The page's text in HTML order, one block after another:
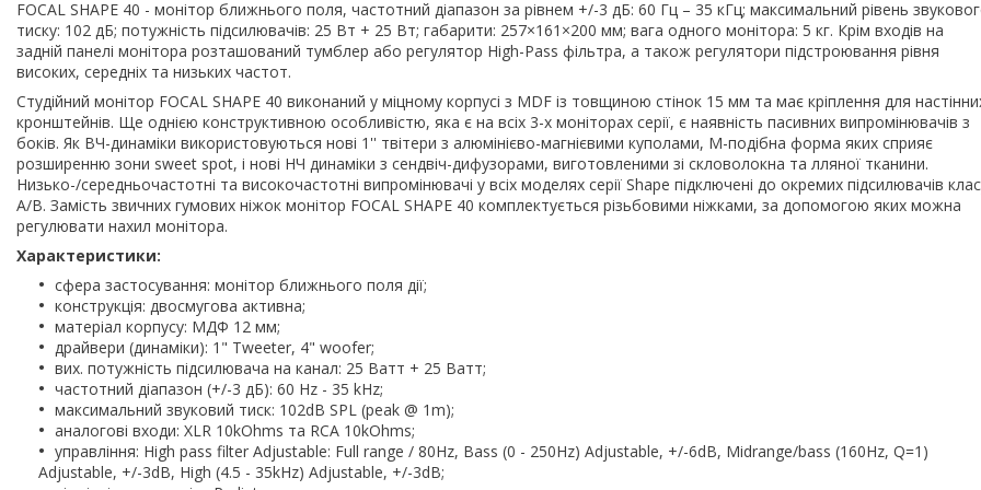
FOCAL SHAPE 40 - монітор ближнього поля, частотний діапазон за рівнем +/-3 дБ: 60 Гц – 35 кГц; максимальний рівень
тиску: 102 дБ; потужність підсилювачів: 25 Вт + 25 Вт; габарити: 257×161×200 мм; вага одного монітора: 5 кг. Крім входів на
задній панелі монітора розташований тумблер або регулятор High-Pass фільтра, а також регулятори підстроювання рівня
високих, середніх та низьких частот.
Студійний монітор FOCAL SHAPE 40 виконаний у міцному корпусі з MDF із товщиною стінок 15 мм та має кріплення для
кронштейнів. Ще однією конструктивною особливістю, яка є на всіх 3-х моніторах серії, є наявність пасивних випромінювачів з
боків. Як ВЧ-динаміки використовуються нові 1'' твітери з алюмінієво-магнієвими куполами, M-подібна форма яких сприяє
розширенню зони sweet spot, і нові НЧ динаміки з сендвіч-дифузорами, виготовленими зі скловолокна та лляної тканини.
Низько-/середньочастотні та високочастотні випромінювачі у всіх моделях серії Shape підключені до окремих підсилювачів
A/B. Замість звичних гумових ніжок монітор FOCAL SHAPE 40 комплектується різьбовими ніжками, за допомогою яких можна
регулювати нахил монітора.
Характеристики:
сфера застосування: монітор ближнього поля дії;
конструкція: двосмугова активна;
матеріал корпусу: МДФ 12 мм;
драйвери (динаміки): 1" Tweeter, 4" woofer;
вих. потужність підсилювача на канал: 25 Ватт + 25 Ватт;
частотний діапазон (+/-3 дБ): 60 Hz - 35 kHz;
максимальний звуковий тиск: 102dB SPL (peak @ 1m);
аналогові входи: XLR 10kOhms та RCA 10kOhms;
управління: High pass filter Adjustable: Full range / 80Hz, Bass (0 - 250Hz) Adjustable, +/-6dB, Midrange/bass (160Hz, Q=1)
Adjustable, +/-3dB, High (4.5 - 35kHz) Adjustable, +/-3dB;